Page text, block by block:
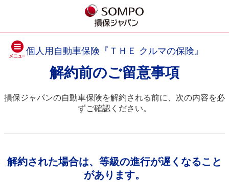
個人用自動車保険『ＴＨＥ クルマの保険』
解約前のご留意事項
損保ジャパンの自動車保険を解約される前に、次の内容を必
ずご確認ください。
解約された場合は、等級の進行が遅くなること
があります。